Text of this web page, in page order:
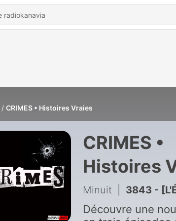
CRIMES • Histoires Vraies
CRIMES •
Histoires
Minuit 3843 - [L'ÉTÉ MINUIT] Arsène
Découvre une